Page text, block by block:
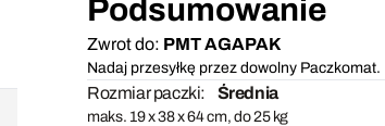
Podsumowanie
Zwrot do: PMT AGAPAK
Nadaj przesyłkę przez dowolny Paczkomat.
Rozmiar paczki: Średnia
maks. 19 x 38 x 64 cm, do 25 kg